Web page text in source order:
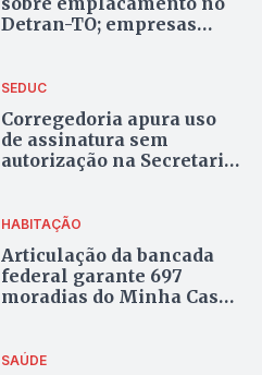
Detran-TO; empresas
exigências técnicas do
SEDUC
Corregedoria apura uso
de assinatura sem
autorização na Secretaria
HABITAÇÃO
Articulação da bancada
federal garante 697
moradias do Minha Casa
SAÚDE